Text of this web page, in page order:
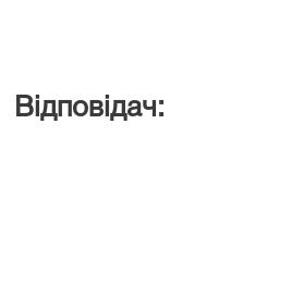
Відповідач: